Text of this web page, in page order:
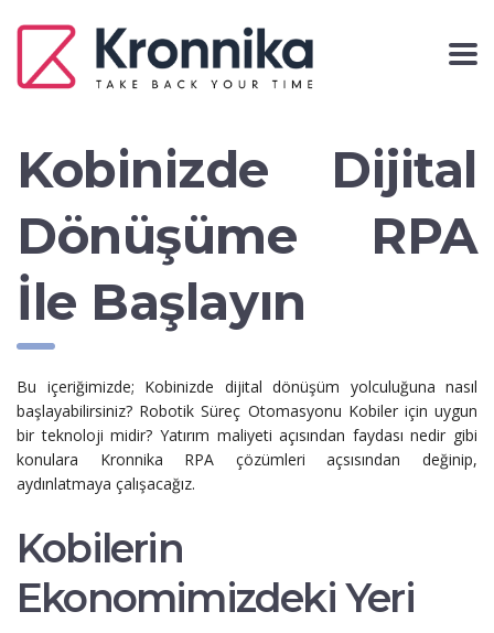
Kobinizde Dijital
Dönüşüme RPA
İle Başlayın
Bu içeriğimizde; Kobinizde dijital dönüşüm yolculuğuna nasıl
başlayabilirsiniz? Robotik Süreç Otomasyonu Kobiler için uygun
bir teknoloji midir? Yatırım maliyeti açısından faydası nedir gibi
konulara Kronnika RPA çözümleri açsısından değinip,
aydınlatmaya çalışacağız.
Kobilerin
Ekonomimizdeki Yeri